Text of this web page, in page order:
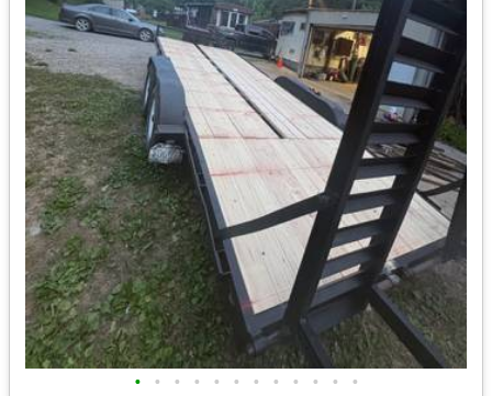
• • • • • • • • • • • •